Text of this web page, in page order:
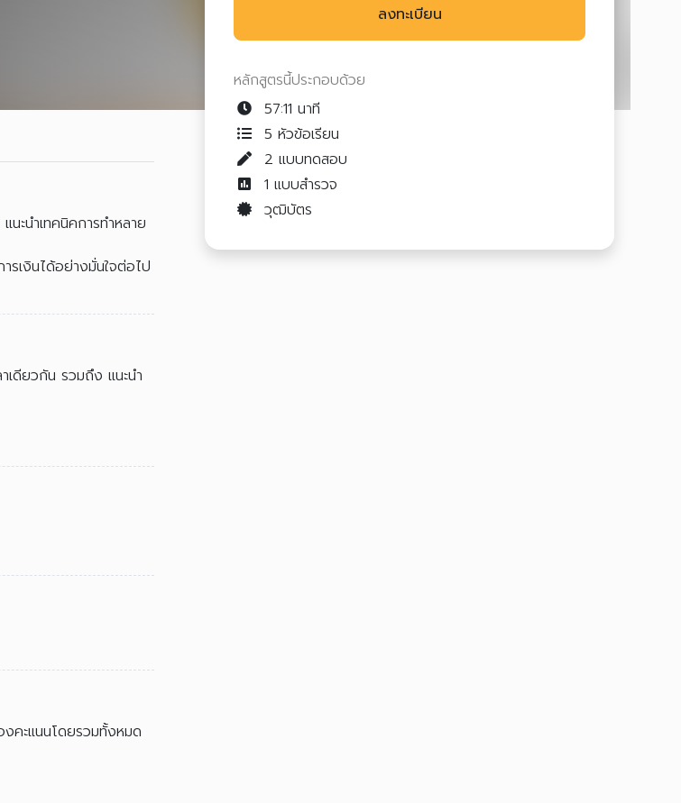
ลงทะเบียน
หลักสูตรนี้ประกอบด้วย
57:11 นาที
5 หัวข้อเรียน
2 แบบทดสอบ
1 แบบสำรวจ
วุฒิบัตร
ะนำเทคนิคการทำหลาย
รเงินได้อย่างมั่นใจต่อไป
เดียวกัน รวมถึง แนะนำ
คะแนนโดยรวมทั้งหมด